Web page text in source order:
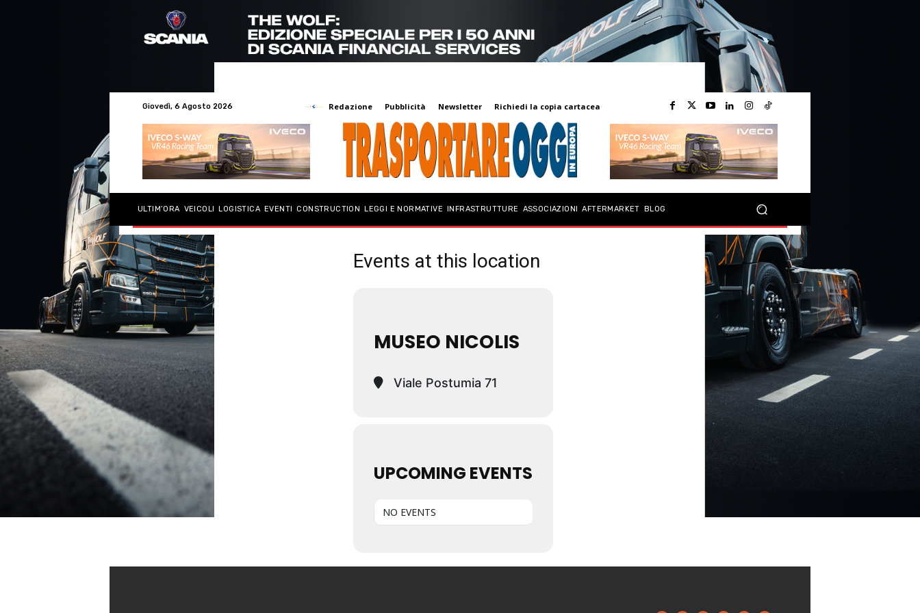
Giovedì, 6 Agosto 2026 Redazione Pubblicità Newsletter Richiedi la copia cartacea
ULTIM’ORA VEICOLI LOGISTICA EVENTI CONSTRUCTION LEGGI E NORMATIVE INFRASTRUTTURE ASSOCIAZIONI AFTERMARKET BLOG
Events at this location
MUSEO NICOLIS
Viale Postumia 71
UPCOMING EVENTS
NO EVENTS